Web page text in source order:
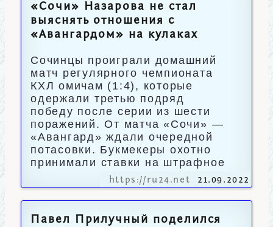
«Сочи» Назарова не стал
выяснять отношения с
«Авангардом» на кулаках
Сочинцы проиграли домашний
матч регулярного чемпионата
КХЛ омичам (1:4), которые
одержали третью подряд
победу после серии из шести
поражений. От матча «Сочи» —
«Авангард» ждали очередной
потасовки. Букмекеры охотно
принимали ставки на штрафное
https://ru24.net 21.09.2022
Павел Прилучный поделился